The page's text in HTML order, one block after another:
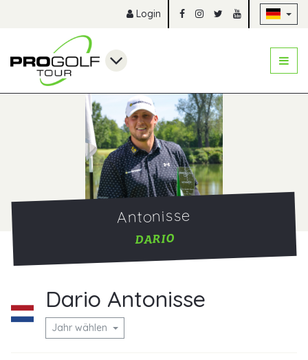
Login
Antonisse
DARIO
Dario Antonisse
Jahr wählen